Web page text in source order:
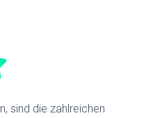
sind die zahlreichen